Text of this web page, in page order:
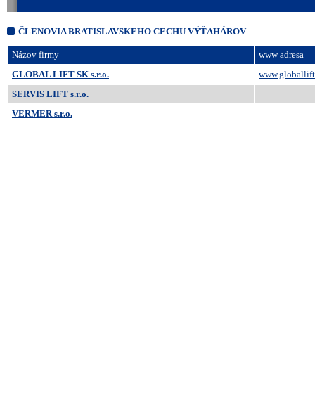
ČLENOVIA BRATISLAVSKEHO CECHU VÝŤAHÁROV
Názov firmy
www adresa
GLOBAL LIFT SK s.r.o.
SERVIS LIFT s.r.o.
VERMER s.r.o.